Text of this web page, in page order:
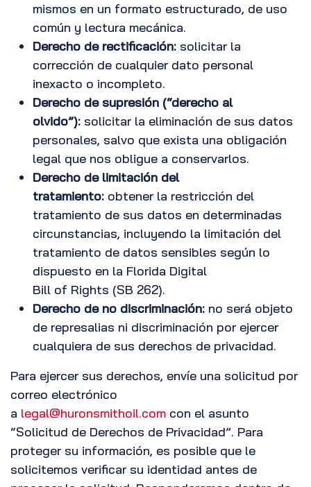
mismos en un formato estructurado, de uso
común y lectura mecánica.
Derecho de rectificación: solicitar la
corrección de cualquier dato personal
inexacto o incompleto.
Derecho de supresión (“derecho al
olvido”): solicitar la eliminación de sus datos
personales, salvo que exista una obligación
legal que nos obligue a conservarlos.
Derecho de limitación del
tratamiento: obtener la restricción del
tratamiento de sus datos en determinadas
circunstancias, incluyendo la limitación del
tratamiento de datos sensibles según lo
dispuesto en la Florida Digital
Bill of Rights (SB 262).
Derecho de no discriminación: no será objeto
de represalias ni discriminación por ejercer
cualquiera de sus derechos de privacidad.
Para ejercer sus derechos, envíe una solicitud por
correo electrónico
a legal@huronsmithoil.com con el asunto
“Solicitud de Derechos de Privacidad”. Para
proteger su información, es posible que le
solicitemos verificar su identidad antes de